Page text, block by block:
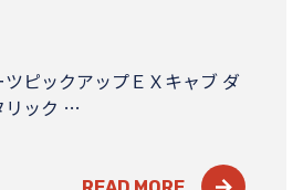
ピックアップＥＸキャブ ダ
リック …